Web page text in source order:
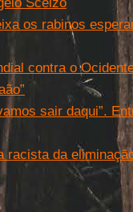
os rabinos
contra o
sair daqui”.
racista da